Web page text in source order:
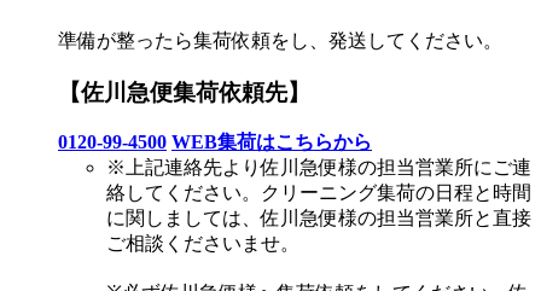
準備が整ったら集荷依頼をし、発送してください。
【佐川急便集荷依頼先】
0120-99-4500 WEB集荷はこちらから
※上記連絡先より佐川急便様の担当営業所にご連
絡してください。クリーニング集荷の日程と時間
に関しましては、佐川急便様の担当営業所と直接
ご相談くださいませ。